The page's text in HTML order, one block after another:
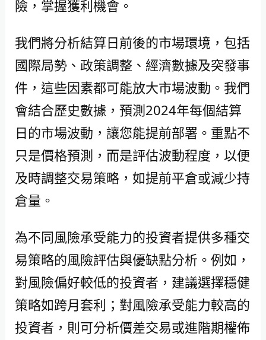
險，掌握獲利機會。
我們將分析結算日前後的市場環境，包括
國際局勢、政策調整、經濟數據及突發事
件，這些因素都可能放大市場波動。我們
會結合歷史數據，預測2024年每個結算
日的市場波動，讓您能提前部署。重點不
只是價格預測，而是評估波動程度，以便
及時調整交易策略，如提前平倉或減少持
倉量。
為不同風險承受能力的投資者提供多種交
易策略的風險評估與優缺點分析。例如，
對風險偏好較低的投資者，建議選擇穩健
策略如跨月套利；對風險承受能力較高的
投資者，則可分析價差交易或進階期權佈